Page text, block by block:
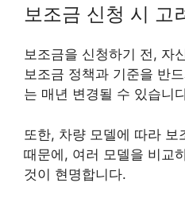
보조금 신청 시 고
보조금을 신청하기 전, 자
보조금 정책과 기준을 반
는 매년 변경될 수 있습니
또한, 차량 모델에 따라 보
때문에, 여러 모델을 비교
것이 현명합니다.